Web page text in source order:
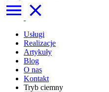
Usługi
Realizacje
Artykuły
Blog
O nas
Kontakt
Tryb ciemny